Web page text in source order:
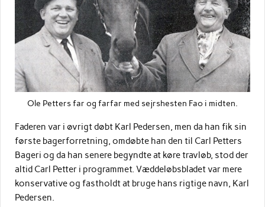
Ole Petters far og farfar med sejrshesten Fao i midten.
Faderen var i øvrigt døbt Karl Pedersen, men da han fik sin
første bagerforretning, omdøbte han den til Carl Petters
Bageri og da han senere begyndte at køre travløb, stod der
altid Carl Petter i programmet. Væddeløbsbladet var mere
konservative og fastholdt at bruge hans rigtige navn, Karl
Pedersen.